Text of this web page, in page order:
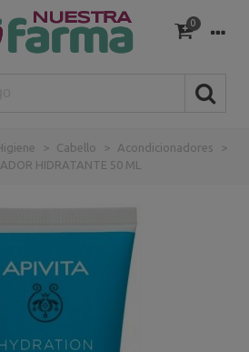
0
> Cabello > Acondicionadores
>
HIDRATANTE 50 ML